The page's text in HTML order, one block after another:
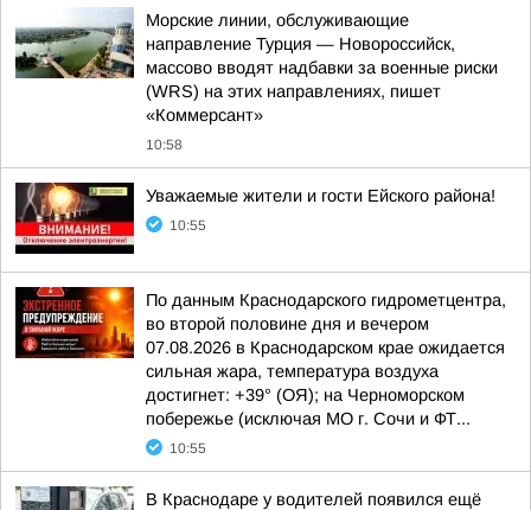
Морские линии, обслуживающие
направление Турция — Новороссийск,
массово вводят надбавки за военные риски
(WRS) на этих направлениях, пишет
«Коммерсант»
10:58
Уважаемые жители и гости Ейского района!
10:55
По данным Краснодарского гидрометцентра,
во второй половине дня и вечером
07.08.2026 в Краснодарском крае ожидается
сильная жара, температура воздуха
достигнет: +39° (ОЯ); на Черноморском
побережье (исключая МО г. Сочи и ФТ...
10:55
В Краснодаре у водителей появился ещё